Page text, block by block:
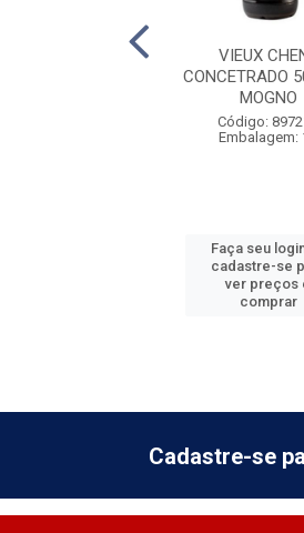
VIEUX
CONCETRADO
MOGNO
Código:
Embalagem:
Faça seu
cadastre-se
ver preços
comprar
Cadastre-se